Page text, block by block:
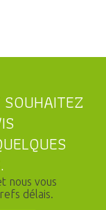
nous vous
délais.